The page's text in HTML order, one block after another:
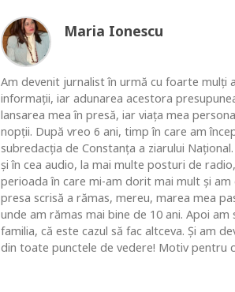
Maria Ionescu
Am devenit jurnalist în urmă cu foarte mulţi
informaţii, iar adunarea acestora
lansarea mea în presă, iar viaţa mea
nopţii. După vreo 6 ani, timp în care am
subredacţia de Constanţa a ziarului
şi în cea audio, la mai multe posturi de
perioada în care mi-am dorit mai mult şi am
presa scrisă a rămas, mereu, marea mea
unde am rămas mai bine de 10 ani. Apoi
familia, că este cazul să fac altceva. Şi am
din toate punctele de vedere! Motiv pentru